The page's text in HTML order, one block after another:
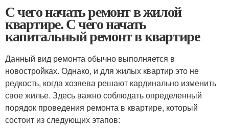
С чего начать ремонт в жилой
квартире. С чего начать
капитальный ремонт в квартире
Данный вид ремонта обычно выполняется в
новостройках. Однако, и для жилых квартир это не
редкость, когда хозяева решают кардинально изменить
свое жилье. Здесь важно соблюдать определенный
порядок проведения ремонта в квартире, который
состоит из следующих этапов: